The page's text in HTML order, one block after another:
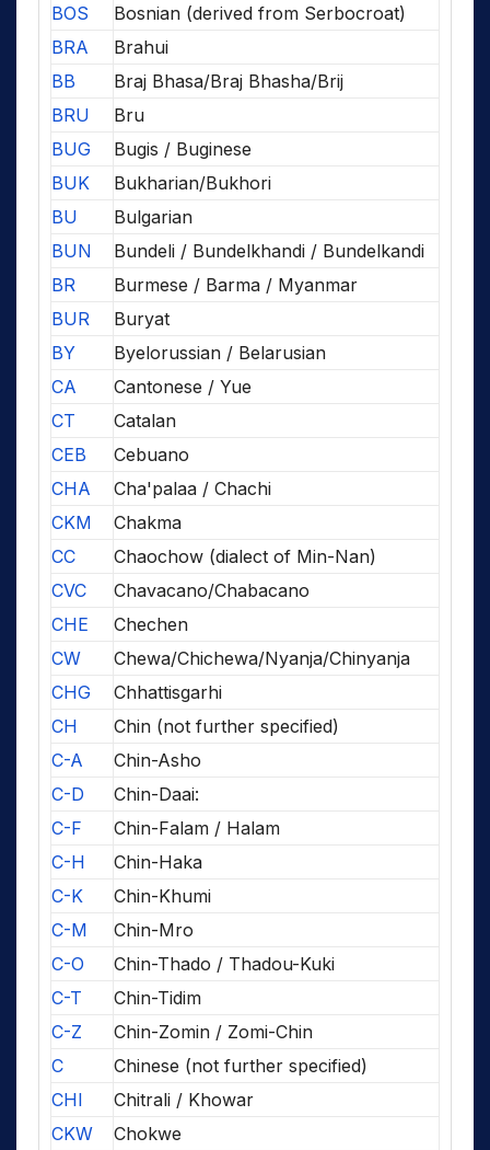
BOS
Bosnian (derived from Serbocroat)
BRA
Brahui
BB
Braj Bhasa/Braj Bhasha/Brij
BRU
Bru
BUG
Bugis / Buginese
BUK
Bukharian/Bukhori
BU
Bulgarian
BUN
Bundeli / Bundelkhandi / Bundelkandi
BR
Burmese / Barma / Myanmar
BUR
Buryat
BY
Byelorussian / Belarusian
CA
Cantonese / Yue
CT
Catalan
CEB
Cebuano
CHA
Cha'palaa / Chachi
CKM
Chakma
CC
Chaochow (dialect of Min-Nan)
CVC
Chavacano/Chabacano
CHE
Chechen
CW
Chewa/Chichewa/Nyanja/Chinyanja
CHG
Chhattisgarhi
CH
Chin (not further specified)
C-A
Chin-Asho
C-D
Chin-Daai:
C-F
Chin-Falam / Halam
C-H
Chin-Haka
C-K
Chin-Khumi
C-M
Chin-Mro
C-O
Chin-Thado / Thadou-Kuki
C-T
Chin-Tidim
C-Z
Chin-Zomin / Zomi-Chin
C
Chinese (not further specified)
CHI
Chitrali / Khowar
CKW
Chokwe